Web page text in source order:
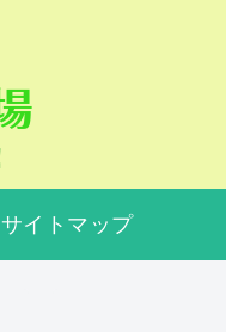
サイトマップ